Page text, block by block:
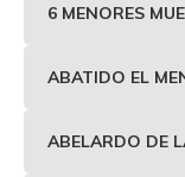
6 MENORES
ABATIDO EL
ABELARDO DE